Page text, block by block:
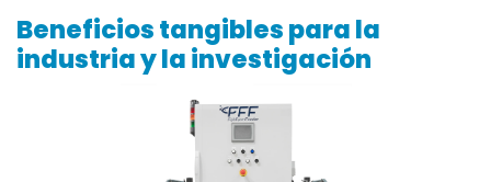
Beneficios tangibles para la
industria y la investigación